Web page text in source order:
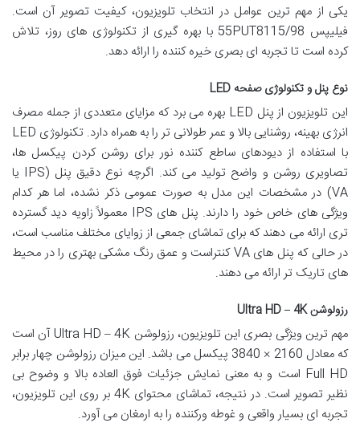
یکی از مهم ترین عوامل در انتخاب تلویزیون، کیفیت تصویر آن است.
فیلیپس 55PUT8115/98 با بهره گیری از تکنولوژی های روز، تلاش
کرده است تا تجربه ای بصری خیره کننده را ارائه دهد.
نوع پنل و تکنولوژی صفحه LED
این تلویزیون از پنل LED بهره می برد که مزایای متعددی از جمله مصرف
انرژی بهینه، روشنایی بالا و عمر طولانی تر را به همراه دارد. تکنولوژی LED
با استفاده از دیودهای ساطع کننده نور برای روشن کردن پیکسل ها،
تصاویری روشن و واضح تولید می کند. اگرچه نوع دقیق پنل (IPS یا
VA) در مشخصات این مدل به صورت عمومی ذکر نشده، اما هر کدام
ویژگی های خاص خود را دارند. پنل های IPS معمولاً زاویه دید گسترده
تری ارائه می دهند که برای تماشای جمعی از زوایای مختلف مناسب است،
در حالی که پنل های VA کنتراست و عمق رنگ مشکی بهتری را در محیط
های تاریک تر ارائه می دهند.
رزولوشن Ultra HD – 4K
مهم ترین ویژگی بصری این تلویزیون، رزولوشن Ultra HD – 4K آن است
که معادل 2160 × 3840 پیکسل می باشد. این میزان رزولوشن چهار برابر
Full HD است و به معنی نمایش جزئیات فوق العاده بالا و وضوح بی
نظیر تصویر است. در نتیجه، تماشای محتوای 4K بر روی این تلویزیون،
تجربه ای بسیار واقعی و غوطه ورکننده را به ارمغان می آورد.